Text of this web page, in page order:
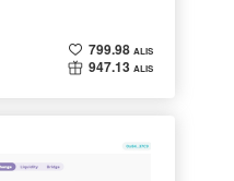
799.98 ALIS
947.13 ALIS